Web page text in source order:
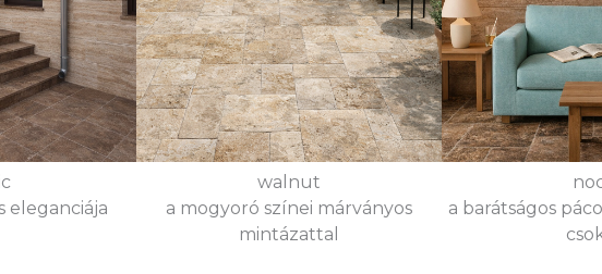
eleganciája
walnut
a mogyoró színei márványos
mintázattal
a barátságos